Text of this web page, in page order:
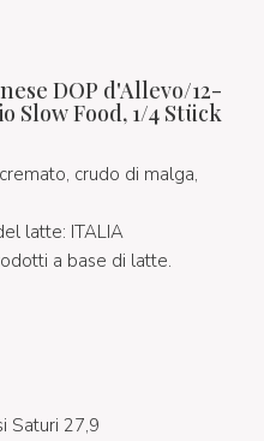
DOP d'Allevo/12-
Slow Food, 1/4 Stück
crudo di malga,
latte: ITALIA
a base di latte.
Saturi 27,9